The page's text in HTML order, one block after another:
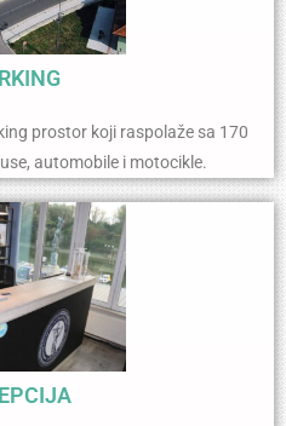
prostor koji raspolaže sa 170
automobile i motocikle.